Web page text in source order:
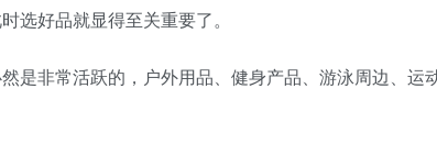
选好品就显得至关重要了。
是非常活跃的，户外用品、健身产品、游泳周边、运